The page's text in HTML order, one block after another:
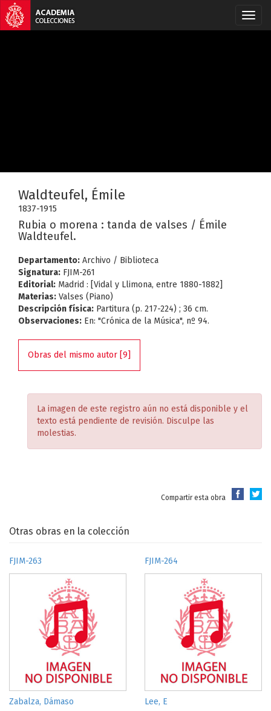
Waldteufel, Émile
1837-1915
Rubia o morena : tanda de valses / Émile
Waldteufel.
Departamento: Archivo / Biblioteca
Signatura: FJIM-261
Editorial: Madrid : [Vidal y Llimona, entre 1880-1882]
Materias: Valses (Piano)
Descripción física: Partitura (p. 217-224) ; 36 cm.
Observaciones: En: "Crónica de la Música", nº 94.
Obras del mismo autor [9]
La imagen de este registro aún no está disponible y el
texto está pendiente de revisión. Disculpe las
molestias.
Compartir esta obra
Otras obras en la colección
FJIM-263
Zabalza, Dámaso
FJIM-264
Lee, E